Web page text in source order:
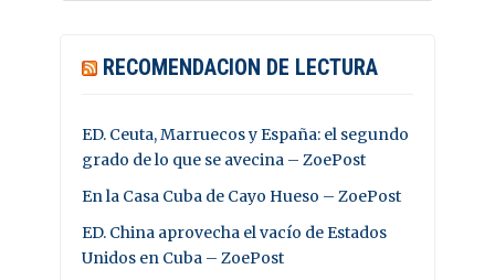
RECOMENDACION DE LECTURA
ED. Ceuta, Marruecos y España: el segundo
grado de lo que se avecina – ZoePost
En la Casa Cuba de Cayo Hueso – ZoePost
ED. China aprovecha el vacío de Estados
Unidos en Cuba – ZoePost